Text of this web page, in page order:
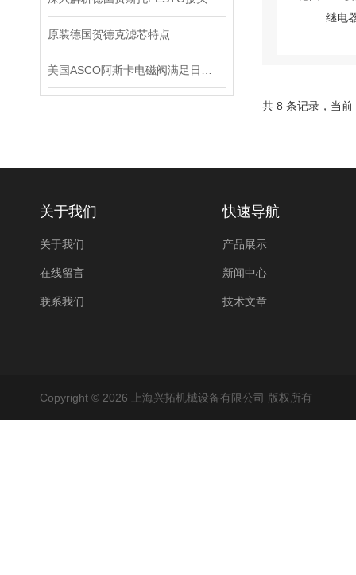
原装德国贺德克滤芯特点
共 8 条记录，当
关于我们
关于我们
在线留言
联系我们
快速导航
产品展示
新闻中心
技术文章
Copyright © 2026 上海兴拓机械设备有限公司 版权所有